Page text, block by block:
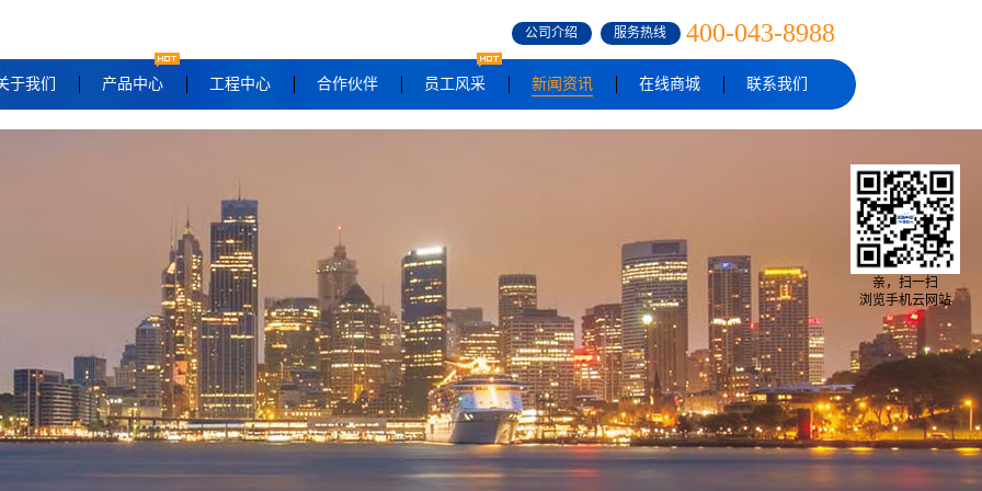
服务热线 400-043-8988
公司介绍
于我们 产品中心 工程中心 合作伙伴 员工风采 新闻资讯 在线商城 联系我们
亲，扫一扫
浏览手机云网站